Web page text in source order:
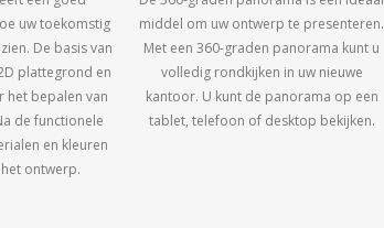
uw toekomstig
De basis van
plattegrond en
bepalen van
de functionele
en kleuren
ontwerp.
middel om uw ontwerp te presenteren.
Met een 360-graden panorama kunt u
volledig rondkijken in uw nieuwe
kantoor. U kunt de panorama op een
tablet, telefoon of desktop bekijken.